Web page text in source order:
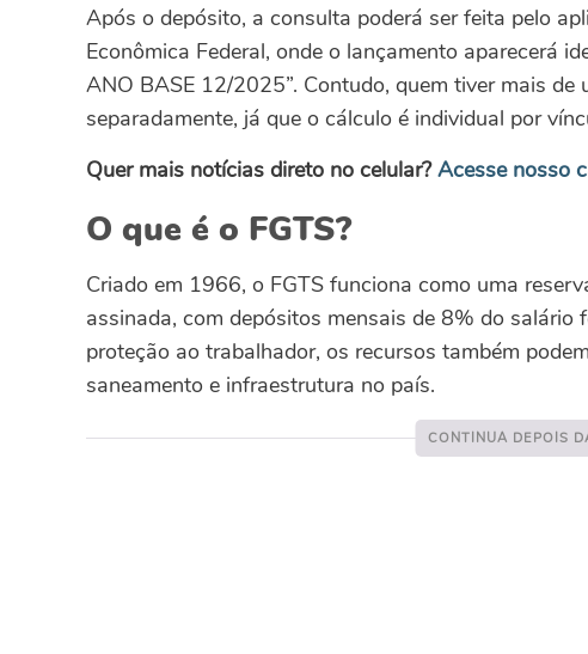
Após o depósito, a consulta poderá ser feita pelo
Econômica Federal, onde o lançamento aparecerá
ANO BASE 12/2025”. Contudo, quem tiver mais
separadamente, já que o cálculo é individual por
Quer mais notícias direto no celular?Acesse nosso
O que é o FGTS?
Criado em 1966, o FGTS funciona como uma
assinada, com depósitos mensais de 8% do
proteção ao trabalhador, os recursos também
saneamento e infraestrutura no país.